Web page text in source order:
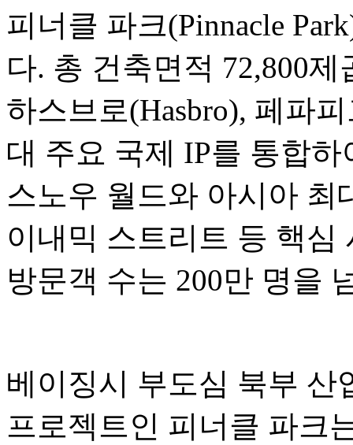
피너클 파크(Pinnacle
다. 총 건축면적 72,800
하스브로(Hasbro), 페파
대 주요 국제 IP를 통합
스노우 월드와 아시아 최
이내믹 스트리트 등 핵심
방문객 수는 200만 명을
베이징시 부도심 북부 산
프로젝트인 피너클 파크